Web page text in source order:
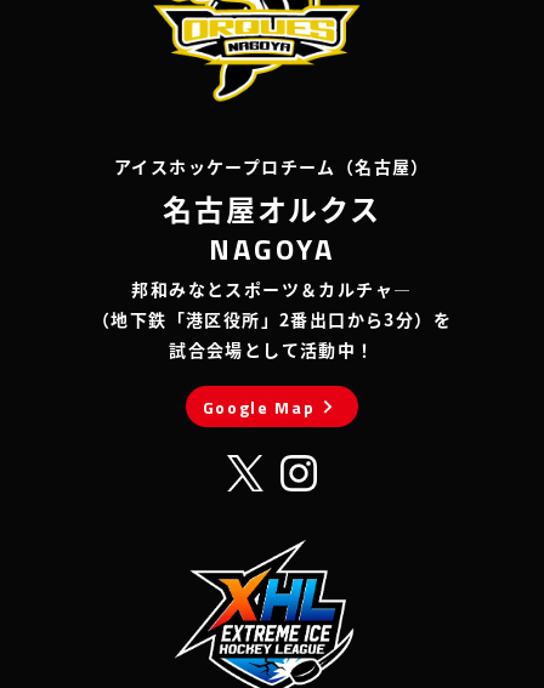
アイスホッケープロチーム（名古屋）
名古屋オルクス
NAGOYA
邦和みなとスポーツ＆カルチャ―
（地下鉄「港区役所」2番出口から3分）を
試合会場として活動中！
Google Map chevron_right